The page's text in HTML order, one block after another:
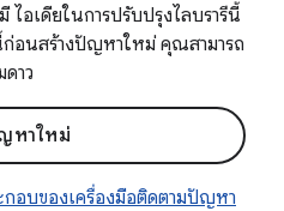
อเดียในการปรับปรุงไลบรารีนี้
ก่อนสร้างปัญหาใหม่ คุณสามารถ
าว
หาใหม่
กอบของเครื่องมือติดตามปัญหา